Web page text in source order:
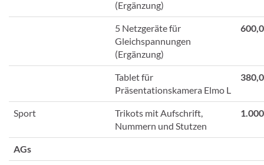
(Ergänzung)
5 Netzgeräte für
Gleichspannungen
(Ergänzung)
Tablet für
Präsentationskamera Elmo L
Sport
Trikots mit Aufschrift,
Nummern und Stutzen
AGs